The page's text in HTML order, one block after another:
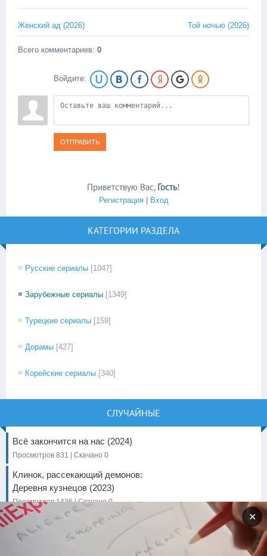
Женский ад (2026) Той ночью (2026)
Всего комментариев: 0
Войдите:
ОТПРАВИТЬ
Приветствую Вас, Гость!
Регистрация| Вход
КАТЕГОРИИ РАЗДЕЛА
Русские сериалы [1047]
Зарубежные сериалы [1349]
Турецкие сериалы [159]
Дорамы [427]
Корейские сериалы [340]
СЛУЧАЙНЫЕ
Всё закончится на нас (2024)
Просмотров 831 | Скачано 0
Клинок, рассекающий демонов:
Деревня кузнецов (2023)
Просмотров 1436 | Скачано 0
Мать (2023)
Просмотров 912 | Скачано 0
✕